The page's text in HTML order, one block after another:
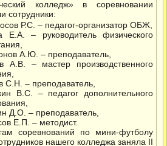
колледж» в соревновании
сотрудники:
Р.С. – педагог-организатор ОБЖ,
Е.А. – руководитель физического
А.Ю. – преподаватель,
А.В. – мастер производственного
С.Н. – преподаватель,
В.С. – педагог дополнительного
Д.О. – преподаватель,
Е.П. – методист.
соревнований по мини-футболу
нашего колледжа заняла II